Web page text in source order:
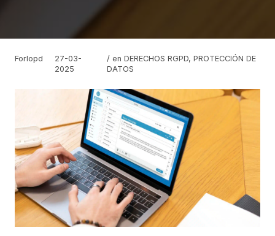
Forlopd
27-03-
2025
/ en DERECHOS RGPD, PROTECCIÓN DE
DATOS